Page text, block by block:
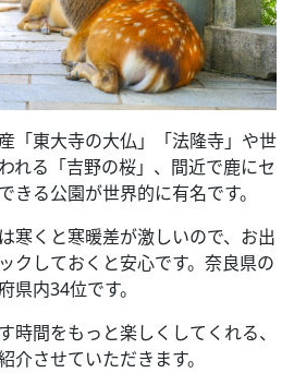
「東大寺の大仏」「法隆寺」や世
れる「吉野の桜」、間近で鹿にセ
きる公園が世界的に有名です。
寒くと寒暖差が激しいので、お出
クしておくと安心です。奈良県の
県内34位です。
時間をもっと楽しくしてくれる、
介させていただきます。